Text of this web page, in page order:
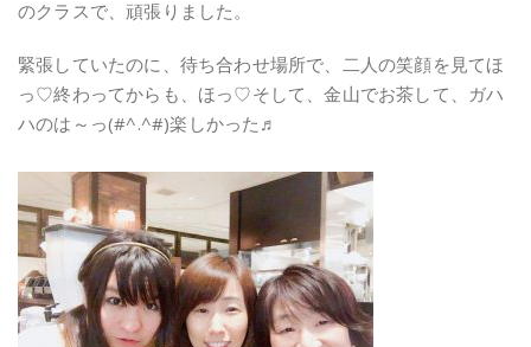
のクラスで、頑張りました。
緊張していたのに、待ち合わせ場所で、二人の笑顔を見てほ
っ♡終わってからも、ほっ♡そして、金山でお茶して、ガハ
ハのは～っ(#^.^#)楽しかった♬